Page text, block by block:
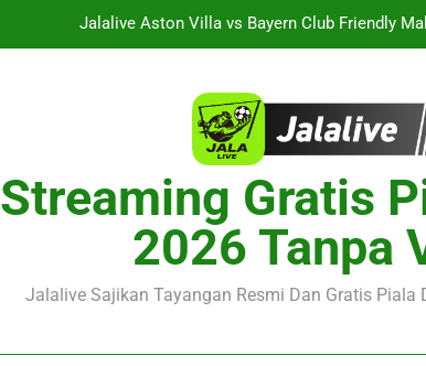
Jalalive Streaming Monaco vs Getafe Club
Streaming Singapura vs Indonesia Piala
Jalalive Aston Villa vs Bayern Club Friendly
Jalalive Streaming Monaco vs Getafe Club
KuPS vs U Craiova Liga Eropa UEFA
Streaming Gratis
2026 Tanpa
Jalalive Sajikan Tayangan Resmi Dan Gratis Piala